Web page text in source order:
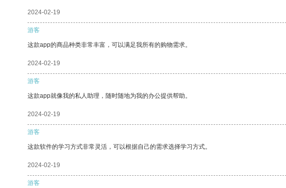
2024-02-19
游客
这款app的商品种类非常丰富，可以满足我所有的购物需求。
2024-02-19
游客
这款app就像我的私人助理，随时随地为我的办公提供帮助。
2024-02-19
游客
这款软件的学习方式非常灵活，可以根据自己的需求选择学习方式。
2024-02-19
游客